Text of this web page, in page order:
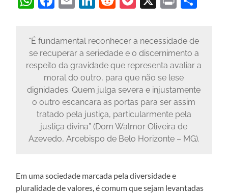
“É fundamental reconhecer a necessidade de
se recuperar a seriedade e o discernimento a
respeito da gravidade que representa avaliar a
moral do outro, para que não se lese
dignidades. Quem julga severa e injustamente
o outro escancara as portas para ser assim
tratado pela justiça, particularmente pela
justiça divina” (Dom Walmor Oliveira de
Azevedo, Arcebispo de Belo Horizonte – MG).
Em uma sociedade marcada pela diversidade e
pluralidade de valores, é comum que sejam levantadas